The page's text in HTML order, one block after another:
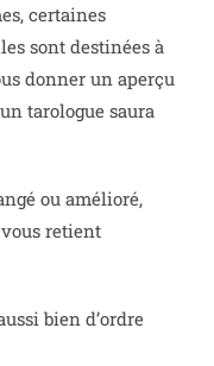
certaines
sont destinées à
donner un aperçu
tarologue saura
ou amélioré,
retient
bien d’ordre